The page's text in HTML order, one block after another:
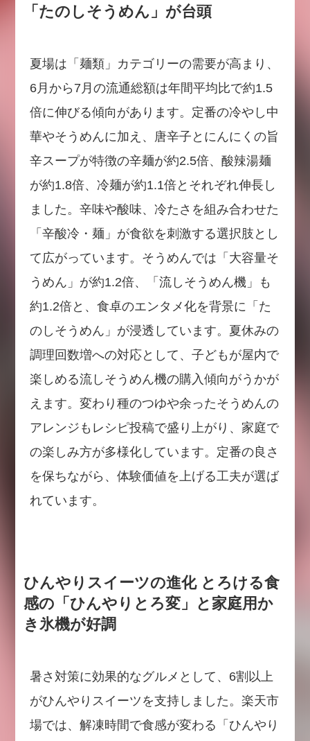
「たのしそうめん」が台頭
夏場は「麺類」カテゴリーの需要が高まり、
6月から7月の流通総額は年間平均比で約1.5
倍に伸びる傾向があります。定番の冷やし中
華やそうめんに加え、唐辛子とにんにくの旨
辛スープが特徴の辛麺が約2.5倍、酸辣湯麺
が約1.8倍、冷麺が約1.1倍とそれぞれ伸長し
ました。辛味や酸味、冷たさを組み合わせた
「辛酸冷・麺」が食欲を刺激する選択肢とし
て広がっています。そうめんでは「大容量そ
うめん」が約1.2倍、「流しそうめん機」も
約1.2倍と、食卓のエンタメ化を背景に「た
のしそうめん」が浸透しています。夏休みの
調理回数増への対応として、子どもが屋内で
楽しめる流しそうめん機の購入傾向がうかが
えます。変わり種のつゆや余ったそうめんの
アレンジもレシピ投稿で盛り上がり、家庭で
の楽しみ方が多様化しています。定番の良さ
を保ちながら、体験価値を上げる工夫が選ば
れています。
ひんやりスイーツの進化 とろける食
感の「ひんやりとろ変」と家庭用か
き氷機が好調
暑さ対策に効果的なグルメとして、6割以上
がひんやりスイーツを支持しました。楽天市
場では、解凍時間で食感が変わる「ひんやり